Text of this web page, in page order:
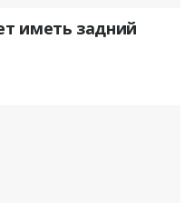
иметь задний